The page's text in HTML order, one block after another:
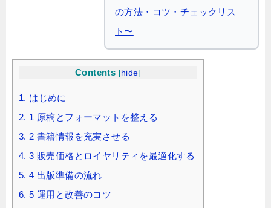
の方法・コツ・チェックリス
ト〜
Contents [hide]
1. はじめに
2. 1 原稿とフォーマットを整える
3. 2 書籍情報を充実させる
4. 3 販売価格とロイヤリティを最適化する
5. 4 出版準備の流れ
6. 5 運用と改善のコツ